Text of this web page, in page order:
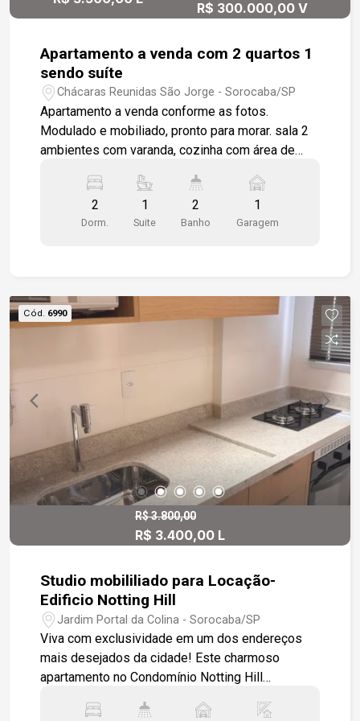
R$ 300.000,00 V
Apartamento a venda com 2 quartos 1
sendo suíte
Chácaras Reunidas São Jorge - Sorocaba/SP
Apartamento a venda conforme as fotos.
Modulado e mobiliado, pronto para morar. sala 2
ambientes com varanda, cozinha com área de
garagem coberta No valor da locação está
incluso: Aluguel, condomínio, água e IPTU.
2
Dorm.
1
Suite
2
Banho
1
Garagem
Cód. 6990
R$ 3.800,00
R$ 3.400,00 L
Studio mobililiado para Locação-
Edificio Notting Hill
Jardim Portal da Colina - Sorocaba/SP
Viva com exclusividade em um dos endereços
mais desejados da cidade! Este charmoso
apartamento no Condomínio Notting Hill
praticidade, lazer completo e uma localização